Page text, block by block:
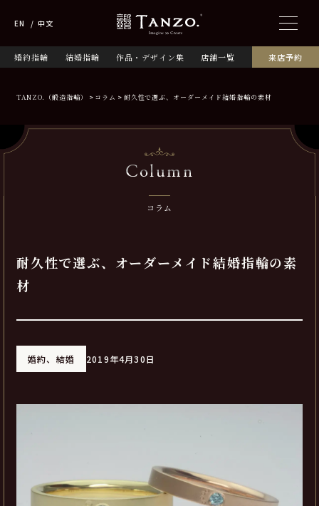
婚約指輪 結婚指輪 作品・デザイン集 店舗一覧 来店予約
EN 中文
TANZO.（鍛造指輪） コラム 耐久性で選ぶ、オーダーメイド結婚指輪の素材
Column
コラム
耐久性で選ぶ、オーダーメイド結婚指輪の素
材
婚約、結婚 2019年4月30日